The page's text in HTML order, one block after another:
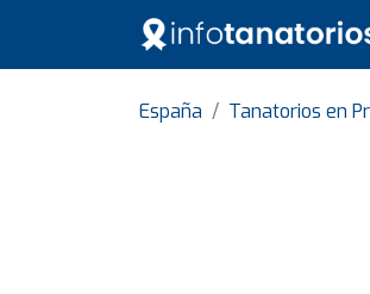
España Tanatorios en